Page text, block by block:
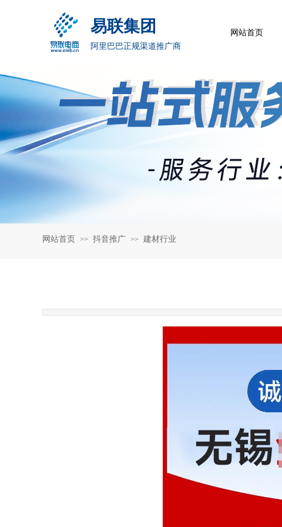
阿里巴巴正规渠道推广商
易联集团 网站首页
网站首页 >> 抖音推广 >> 建材行业